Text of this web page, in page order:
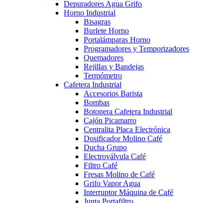
Depuradores Agua Grifo
Horno Industrial
Bisagras
Burlete Horno
Portalámparas Horno
Programadores y Temporizadores
Quemadores
Rejillas y Bandejas
Termómetro
Cafetera Industrial
Accesorios Barista
Bombas
Botonera Cafetera Industrial
Cajón Picamarro
Centralita Placa Electrónica
Dosificador Molino Café
Ducha Grupo
Electroválvula Café
Filtro Café
Fresas Molino de Café
Grifo Vapor Agua
Interruptor Máquina de Café
Junta Portafiltro